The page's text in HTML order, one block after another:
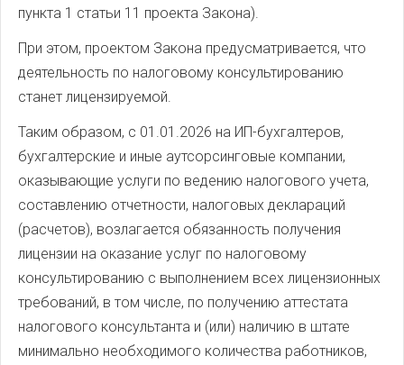
пункта 1 статьи 11 проекта Закона).
При этом, проектом Закона предусматривается, что
деятельность по налоговому консультированию
станет лицензируемой.
Таким образом, с 01.01.2026 на ИП-бухгалтеров,
бухгалтерские и иные аутсорсинговые компании,
оказывающие услуги по ведению налогового учета,
составлению отчетности, налоговых деклараций
(расчетов), возлагается обязанность получения
лицензии на оказание услуг по налоговому
консультированию с выполнением всех лицензионных
требований, в том числе, по получению аттестата
налогового консультанта и (или) наличию в штате
минимально необходимого количества работников,